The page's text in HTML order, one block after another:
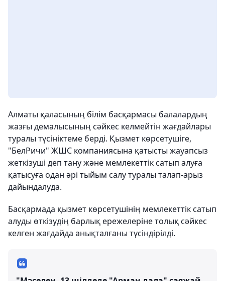
Алматы қаласының білім басқармасы балалардың
жазғы демалысының сәйкес келмейтін жағдайлары
туралы түсініктеме берді. Қызмет көрсетушіге,
"БелРичи" ЖШС компаниясына қатысты жауапсыз
жеткізуші деп тану және мемлекеттік сатып алуға
қатысуға одан әрі тыйым салу туралы талап-арыз
дайындалуда.
Басқармада қызмет көрсетушінің мемлекеттік сатып
алуды өткізудің барлық ережелеріне толық сәйкес
келген жағдайда анықталғаны түсіндірілді.